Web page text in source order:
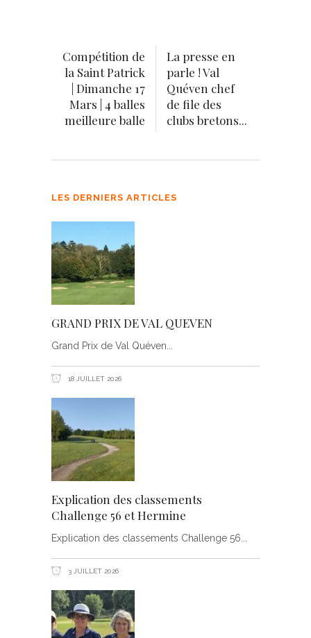
Compétition de
la Saint Patrick
| Dimanche 17
Mars | 4 balles
meilleure balle
La presse en
parle ! Val
Quéven chef
de file des
clubs bretons...
LES DERNIERS ARTICLES
GRAND PRIX DE VAL QUEVEN
Grand Prix de Val Quéven
18 JUILLET 2026
Explication des classements
Challenge 56 et Hermine
Explication des classements Challenge 56
3 JUILLET 2026